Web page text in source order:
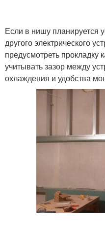
Если в нишу планируется
другого электрического
предусмотреть прокладку
учитывать зазор между
охлаждения и удобства